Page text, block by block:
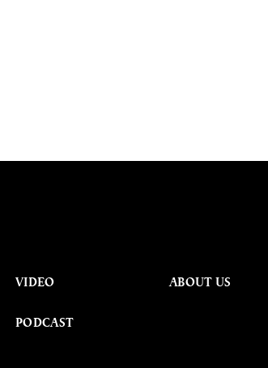
VIDEO
PODCAST
ABOUT US